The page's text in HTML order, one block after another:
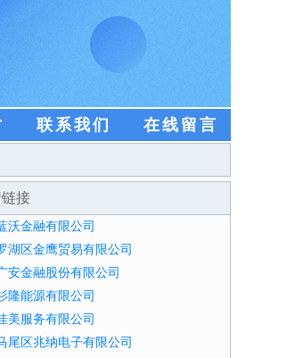
联系我们 在线留言
接
沃金融有限公司
湖区金鹰贸易有限公司
安金融股份有限公司
隆能源有限公司
美服务有限公司
尾区兆纳电子有限公司